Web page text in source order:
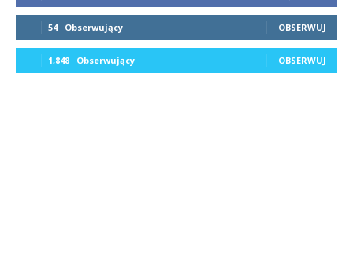
54 Obserwujący OBSERWUJ
1,848 Obserwujący OBSERWUJ